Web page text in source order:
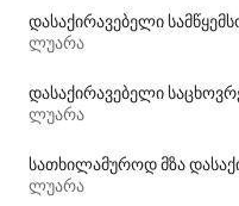
ლუარა
ლუარა
ლუარა